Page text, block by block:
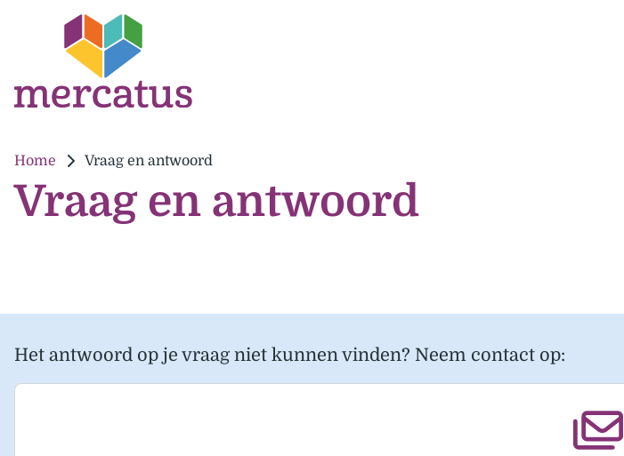
Home Vraag en antwoord
Vraag en antwoord
Het antwoord op je vraag niet kunnen vinden? Neem contact op: